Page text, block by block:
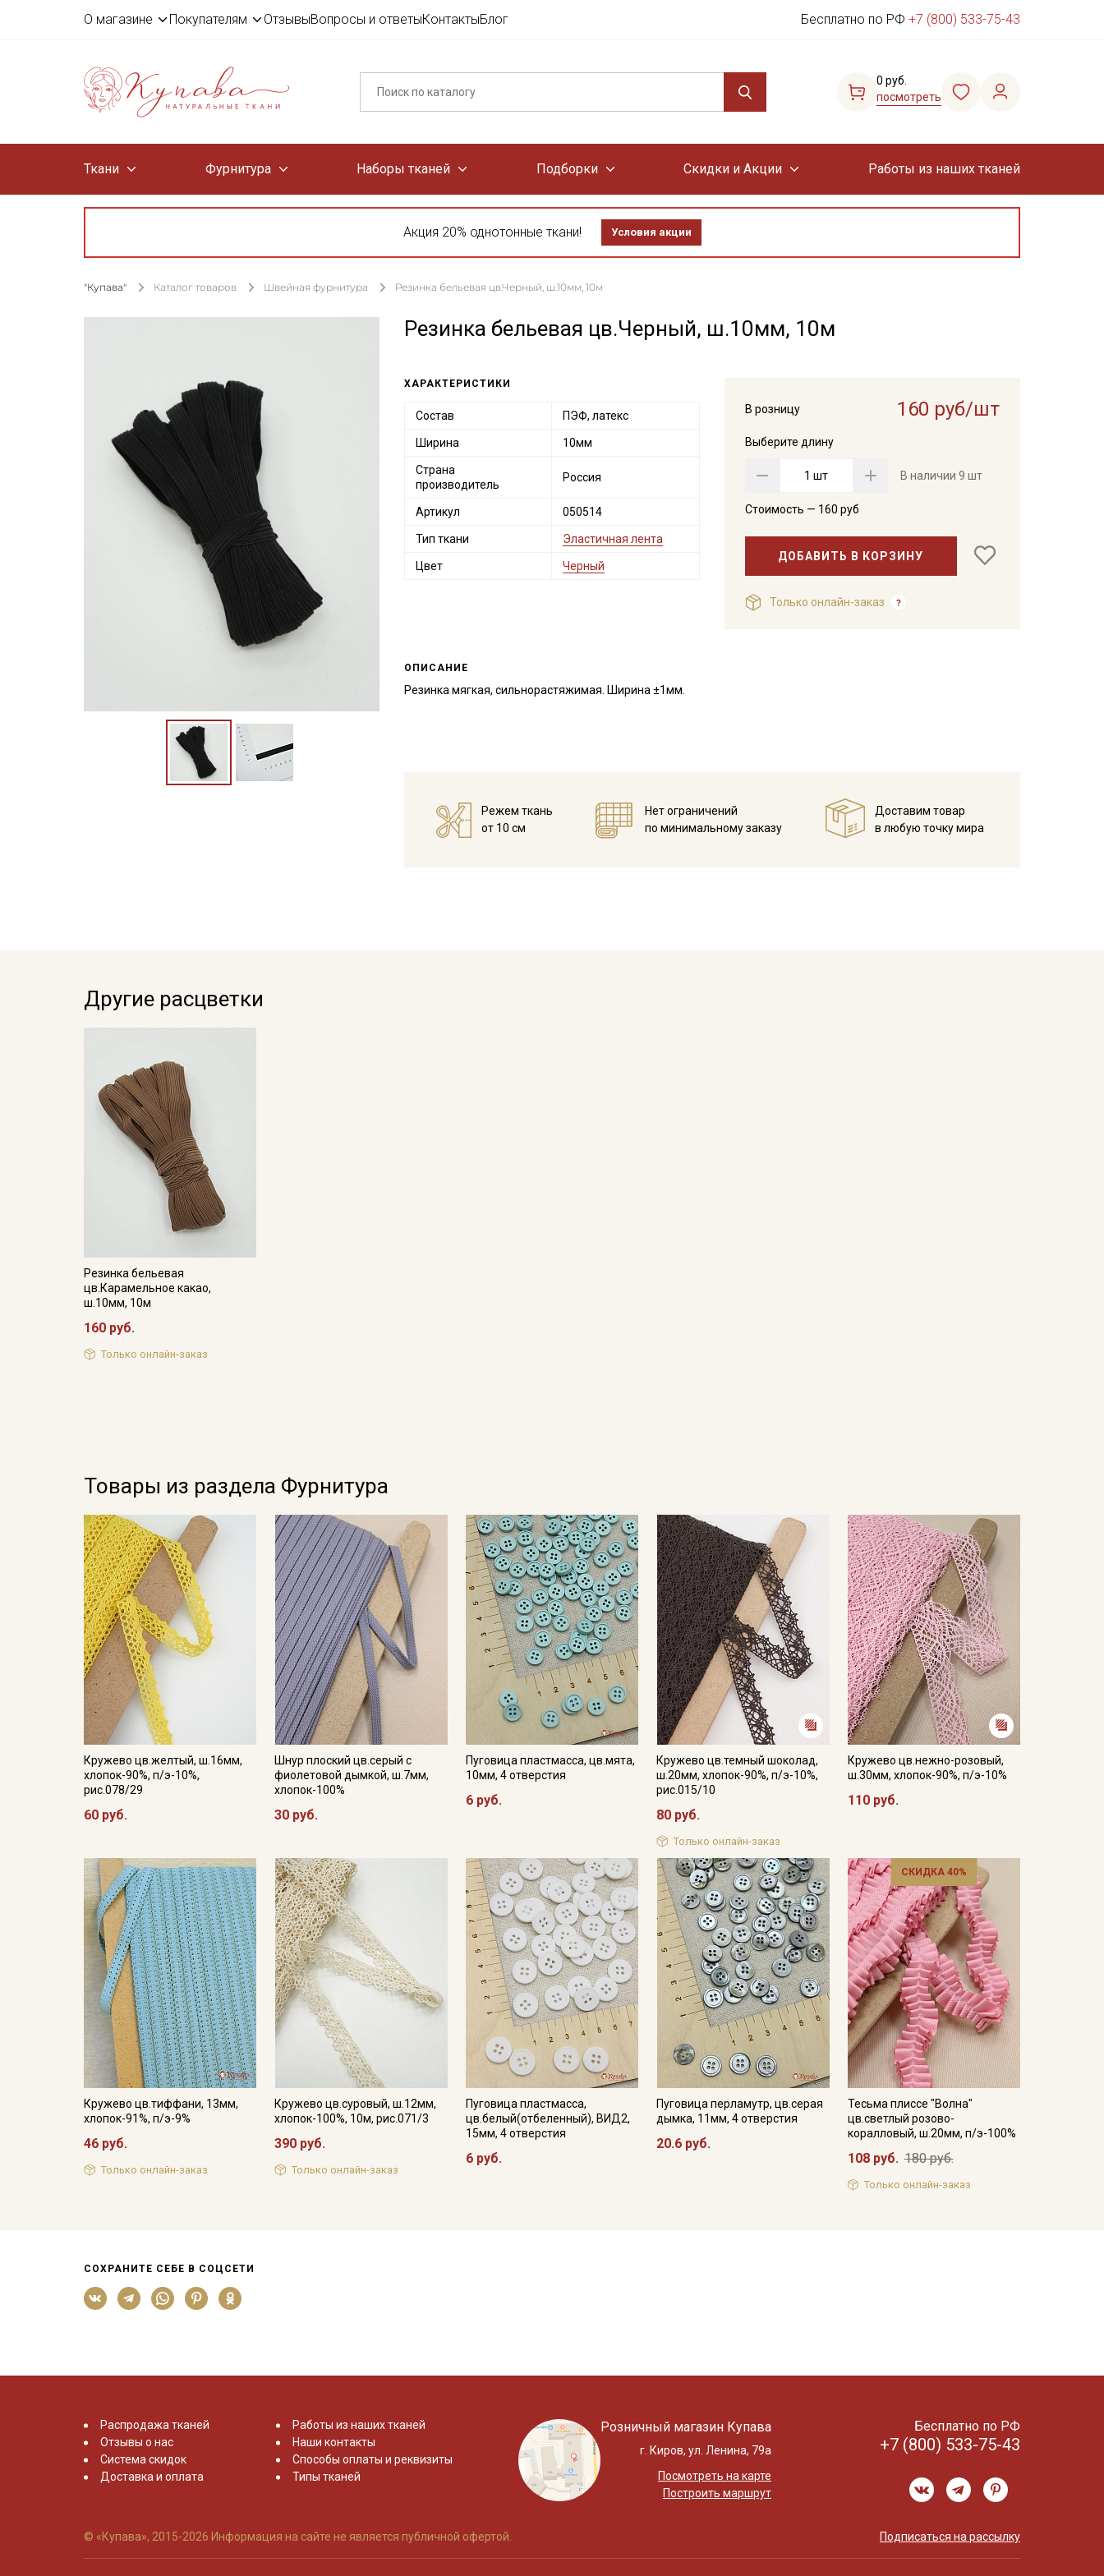
О магазине Покупателям ОтзывыВопросы и ответыКонтактыБлог Бесплатно по РФ +7 (800) 533-75-43
0 руб.
посмотреть
Ткани Фурнитура Наборы тканей Подборки Скидки и Акции Работы из наших тканей
Акция 20% однотонные ткани! Условия акции
"Купава" Каталог товаров Швейная фурнитура Резинка бельевая цв.Черный, ш.10мм, 10м
Резинка бельевая цв.Черный, ш.10мм, 10м
В розницу 160 руб/шт
Выберите длину
шт В наличии 9 шт
Стоимость — 160 руб
ДОБАВИТЬ В КОРЗИНУ
Только онлайн-заказ
ХАРАКТЕРИСТИКИ
Состав ПЭФ, латекс
Ширина 10мм
Страна
производитель
Россия
Артикул 050514
Тип ткани Эластичная лента
Цвет Черный
ОПИСАНИЕ
Резинка мягкая, сильнорастяжимая. Ширина ±1мм.
Режем ткань
от 10 см
Нет ограничений
по минимальному заказу
Доставим товар
в любую точку мира
Другие расцветки
Резинка бельевая
цв.Карамельное какао,
ш.10мм, 10м
160 руб.
Только онлайн-заказ
Товары из раздела Фурнитура
Кружево цв.желтый, ш.16мм,
хлопок-90%, п/э-10%,
рис.078/29
60 руб.
Шнур плоский цв.серый с
фиолетовой дымкой, ш.7мм,
хлопок-100%
30 руб.
Пуговица пластмасса, цв.мята,
10мм, 4 отверстия
6 руб.
Кружево цв.темный шоколад,
ш.20мм, хлопок-90%, п/э-10%,
рис.015/10
80 руб.
Только онлайн-заказ
Кружево цв.нежно-розовый,
ш.30мм, хлопок-90%, п/э-10%
110 руб.
Кружево цв.тиффани, 13мм,
хлопок-91%, п/э-9%
46 руб.
Только онлайн-заказ
Кружево цв.суровый, ш.12мм,
хлопок-100%, 10м, рис.071/3
390 руб.
Только онлайн-заказ
Пуговица пластмасса,
цв.белый(отбеленный), ВИД2,
15мм, 4 отверстия
6 руб.
Пуговица перламутр, цв.серая
дымка, 11мм, 4 отверстия
20.6 руб.
СКИДКА 40%
Тесьма плиссе "Волна"
цв.светлый розово-
коралловый, ш.20мм, п/э-100%
108 руб. 180 руб.
Только онлайн-заказ
СОХРАНИТЕ СЕБЕ В СОЦСЕТИ
Распродажа тканей
Отзывы о нас
Система скидок
Доставка и оплата
Работы из наших тканей
Наши контакты
Способы оплаты и реквизиты
Типы тканей
Розничный магазин Купава
г. Киров, ул. Ленина, 79а
Посмотреть на карте
Построить маршрут
Бесплатно по РФ
+7 (800) 533-75-43
© «Купава», 2015-2026 Информация на сайте не является публичной офертой. Подписаться на рассылку